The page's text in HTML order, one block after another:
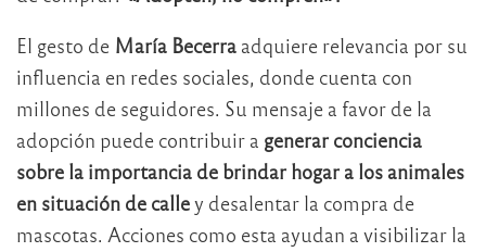
El gesto de María Becerra adquiere relevancia por su
influencia en redes sociales, donde cuenta con
millones de seguidores. Su mensaje a favor de la
adopción puede contribuir a generar conciencia
sobre la importancia de brindar hogar a los animales
en situación de calley desalentar la compra de
mascotas. Acciones como esta ayudan a visibilizar la